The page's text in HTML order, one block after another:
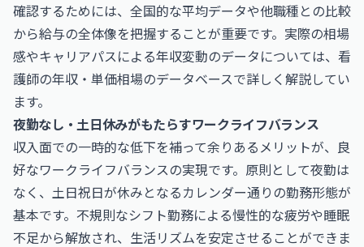
確認するためには、全国的な平均データや他職種との比較
から給与の全体像を把握することが重要です。実際の相場
感やキャリアパスによる年収変動のデータについては、 看
護師の年収・単価相場のデータベースで詳しく解説してい
ます。
夜勤なし・土日休みがもたらすワークライフバランス
収入面での一時的な低下を補って余りあるメリットが、良
好なワークライフバランスの実現です。原則として夜勤は
なく、土日祝日が休みとなるカレンダー通りの勤務形態が
基本です。不規則なシフト勤務による慢性的な疲労や睡眠
不足から解放され、生活リズムを安定させることができま